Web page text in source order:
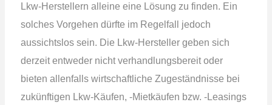
Lkw-Herstellern alleine eine Lösung zu finden. Ein
solches Vorgehen dürfte im Regelfall jedoch
aussichtslos sein. Die Lkw-Hersteller geben sich
derzeit entweder nicht verhandlungsbereit oder
bieten allenfalls wirtschaftliche Zugeständnisse bei
zukünftigen Lkw-Käufen, -Mietkäufen bzw. -Leasings